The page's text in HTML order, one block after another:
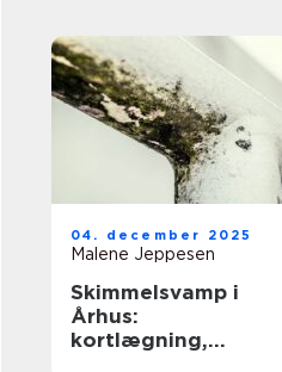
04. december 2025
Malene Jeppesen
Skimmelsvamp i
Århus:
kortlægning,